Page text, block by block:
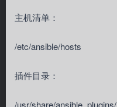
主机清单：
/etc/ansible/hosts
插件目录：
/usr/share/ansible_plugins/